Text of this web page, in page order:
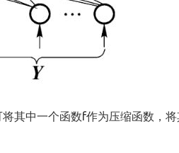
将其中一个函数f作为压缩函数，